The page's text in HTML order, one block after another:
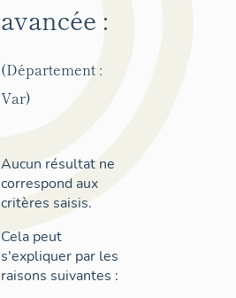
avancée :
(Département :
Var)
Aucun résultat ne
correspond aux
critères saisis.
Cela peut
s'expliquer par les
raisons suivantes :